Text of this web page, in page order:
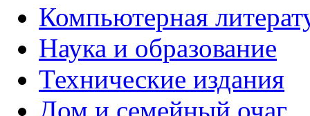
Компьютерная
Наука и образование
Технические издания
Дом и семейный очаг